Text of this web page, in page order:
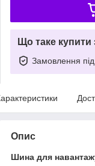
Що таке
Замовлення
Опис
Шина для